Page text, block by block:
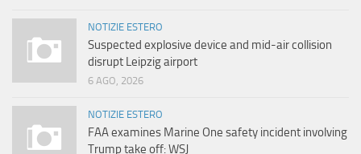
NOTIZIE ESTERO
Suspected explosive device and mid-air collision
disrupt Leipzig airport
6 AGO, 2026
NOTIZIE ESTERO
FAA examines Marine One safety incident involving
Trump take off: WSJ